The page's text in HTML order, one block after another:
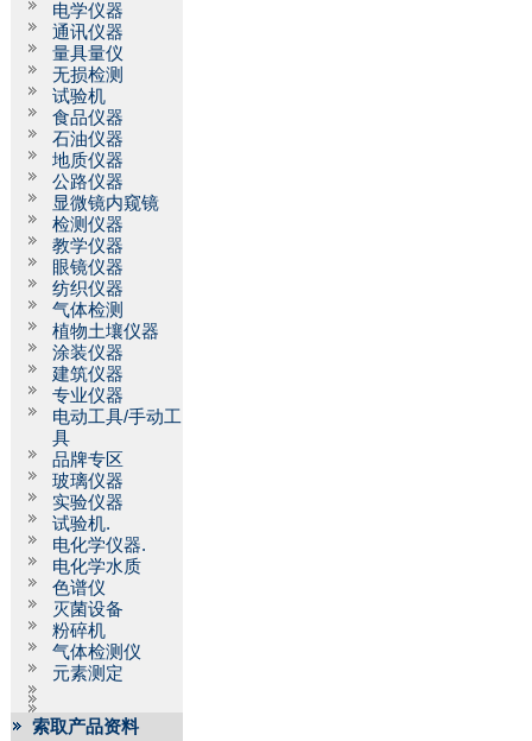
电学仪器
通讯仪器
量具量仪
无损检测
试验机
食品仪器
石油仪器
地质仪器
公路仪器
显微镜内窥镜
检测仪器
教学仪器
眼镜仪器
纺织仪器
气体检测
植物土壤仪器
涂装仪器
建筑仪器
专业仪器
电动工具/手动工
具
品牌专区
玻璃仪器
实验仪器
试验机.
电化学仪器.
电化学水质
色谱仪
灭菌设备
粉碎机
气体检测仪
元素测定
索取产品资料